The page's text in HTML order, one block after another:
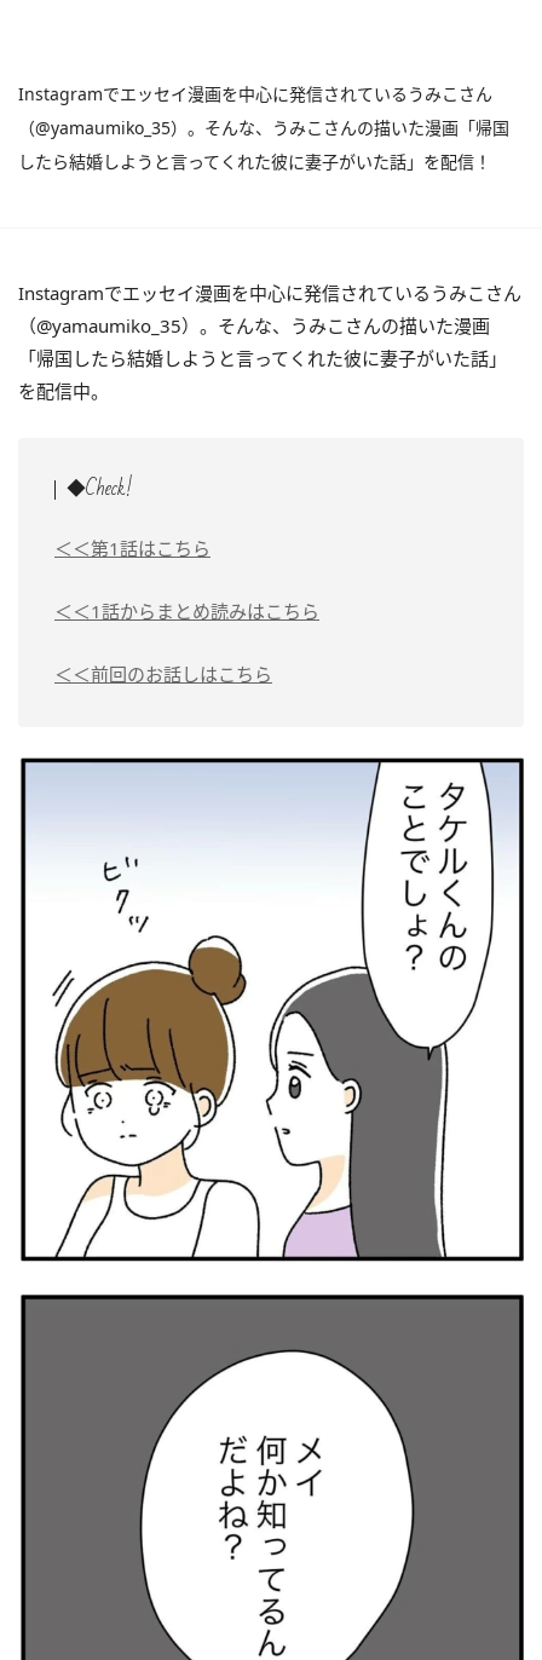
Instagramでエッセイ漫画を中心に発信されているうみこさん
（@yamaumiko_35）。そんな、うみこさんの描いた漫画「帰国
したら結婚しようと言ってくれた彼に妻子がいた話」を配信！
Instagramでエッセイ漫画を中心に発信されているうみこさん
（@yamaumiko_35）。そんな、うみこさんの描いた漫画
「帰国したら結婚しようと言ってくれた彼に妻子がいた話」
を配信中。
◆Check!
＜＜第1話はこちら
＜＜1話からまとめ読みはこちら
＜＜前回のお話しはこちら